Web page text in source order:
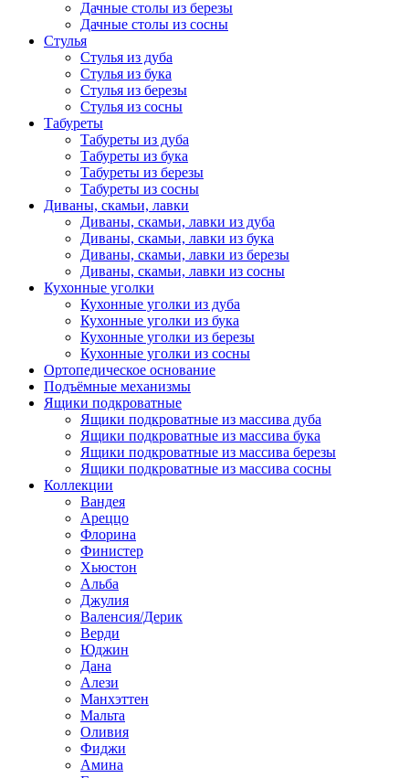
Дачные столы из березы
Дачные столы из сосны
Стулья
Стулья из дуба
Стулья из бука
Стулья из березы
Стулья из сосны
Табуреты
Табуреты из дуба
Табуреты из бука
Табуреты из березы
Табуреты из сосны
Диваны, скамьи, лавки
Диваны, скамьи, лавки из дуба
Диваны, скамьи, лавки из бука
Диваны, скамьи, лавки из березы
Диваны, скамьи, лавки из сосны
Кухонные уголки
Кухонные уголки из дуба
Кухонные уголки из бука
Кухонные уголки из березы
Кухонные уголки из сосны
Ортопедическое основание
Подъёмные механизмы
Ящики подкроватные
Ящики подкроватные из массива дуба
Ящики подкроватные из массива бука
Ящики подкроватные из массива березы
Ящики подкроватные из массива сосны
Коллекции
Вандея
Ареццо
Флорина
Финистер
Хьюстон
Альба
Джулия
Валенсия/Дерик
Верди
Юджин
Дана
Алези
Манхэттен
Мальта
Оливия
Фиджи
Амина